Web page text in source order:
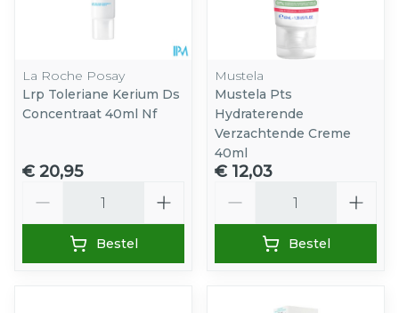
La Roche Posay
Lrp Toleriane Kerium Ds
Concentraat 40ml Nf
€ 20,95
Bestel
Mustela
Mustela Pts
Hydraterende
Verzachtende Creme
40ml
€ 12,03
Bestel